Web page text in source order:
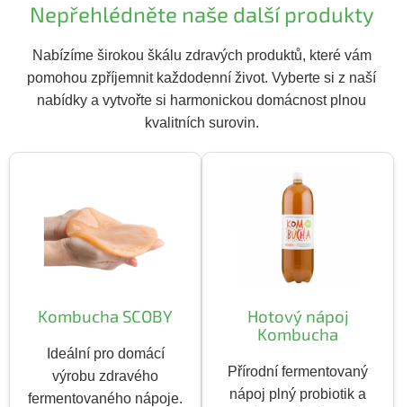
k
v
ý
p
i
s
Nepřehlédněte naše další produkty
Nabízíme širokou škálu zdravých produktů, které vám
pomohou zpříjemnit každodenní život. Vyberte si z naší
nabídky a vytvořte si harmonickou domácnost plnou
kvalitních surovin.
Kombucha SCOBY
Ideální pro domácí
výrobu zdravého
fermentovaného nápoje.
Hotový nápoj
Kombucha
Přírodní fermentovaný
nápoj plný probiotik a